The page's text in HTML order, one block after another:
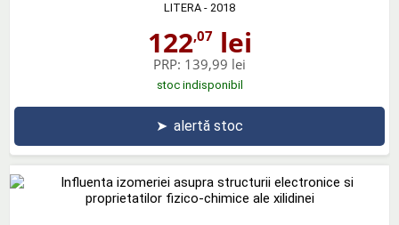
LITERA - 2018
122,07lei
PRP: 139,99 lei
stoc indisponibil
➤ alertă stoc